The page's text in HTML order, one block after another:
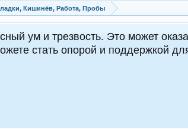
Кишинёв, Работа, Пробы
ум и трезвость. Это может
стать опорой и поддержкой